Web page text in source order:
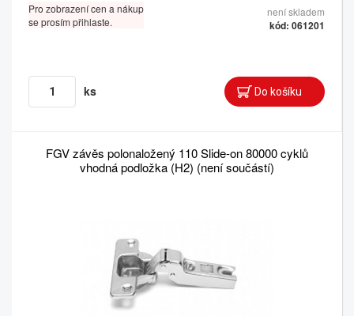
Pro zobrazení cen a nákup
se prosím přihlaste.
není skladem
kód: 061201
ks
FGV závěs polonaložený 110 Slide-on 80000 cyklů
vhodná podložka (H2) (není součástí)